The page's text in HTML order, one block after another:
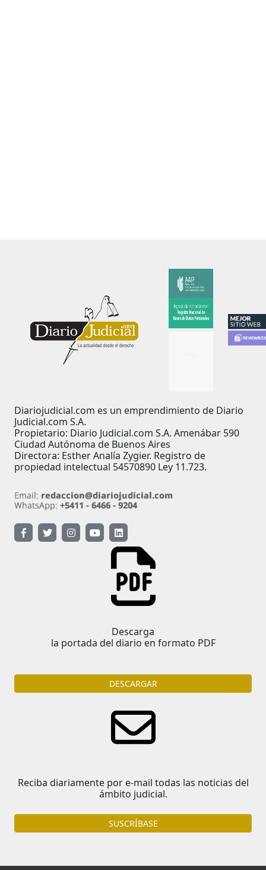
Diariojudicial.com es un emprendimiento de Diario
Judicial.com S.A.
Propietario: Diario Judicial.com S.A. Amenábar 590
Ciudad Autónoma de Buenos Aires
Directora: Esther Analía Zygier. Registro de
propiedad intelectual 54570890 Ley 11.723.
Descarga
la portada del diario en formato PDF
DESCARGAR
Reciba diariamente por e-mail todas las noticias del
ámbito judicial.
SUSCRÍBASE